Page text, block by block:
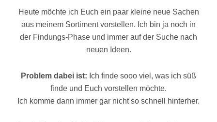
Heute möchte ich Euch ein paar kleine neue Sachen
aus meinem Sortiment vorstellen. Ich bin ja noch in
der Findungs-Phase und immer auf der Suche nach
neuen Ideen.
Problem dabei ist: Ich finde sooo viel, was ich süß
finde und Euch vorstellen möchte.
Ich komme dann immer gar nicht so schnell hinterher.